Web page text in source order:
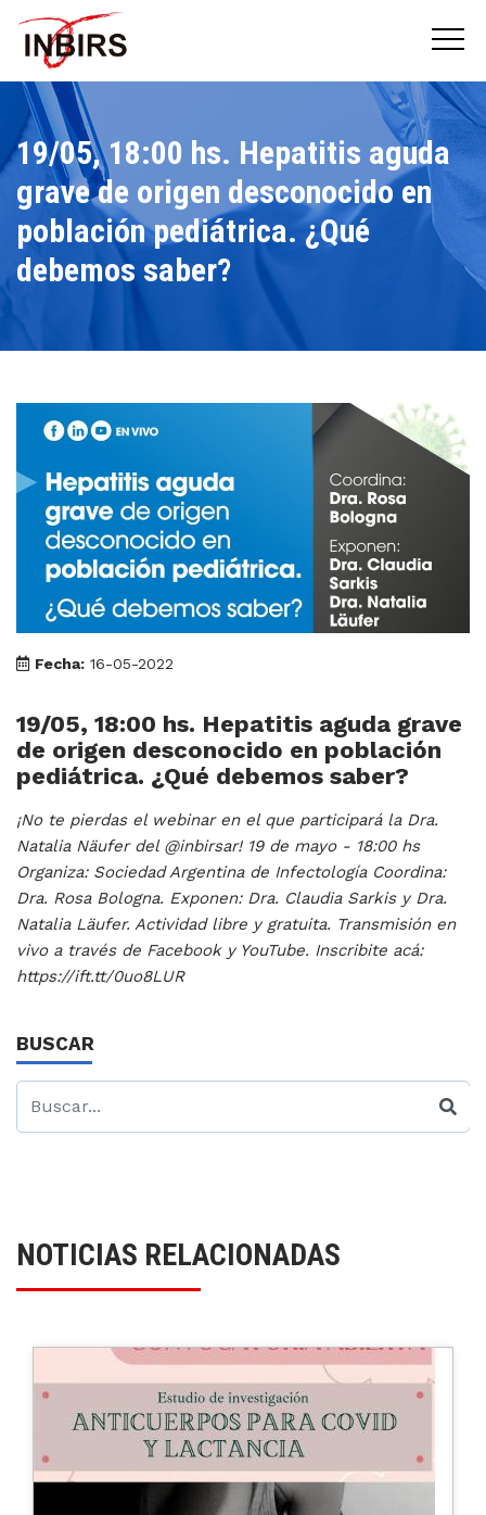
19/05, 18:00 hs. Hepatitis aguda
grave de origen desconocido en
población pediátrica. ¿Qué
debemos saber?
Fecha: 16-05-2022
19/05, 18:00 hs. Hepatitis aguda grave
de origen desconocido en población
pediátrica. ¿Qué debemos saber?
¡No te pierdas el webinar en el que participará la Dra.
Natalia Näufer del @inbirsar! 19 de mayo - 18:00 hs
Organiza: Sociedad Argentina de Infectología Coordina:
Dra. Rosa Bologna. Exponen: Dra. Claudia Sarkis y Dra.
Natalia Läufer. Actividad libre y gratuita. Transmisión en
vivo a través de Facebook y YouTube. Inscribite acá:
https://ift.tt/0uo8LUR
BUSCAR
NOTICIAS RELACIONADAS